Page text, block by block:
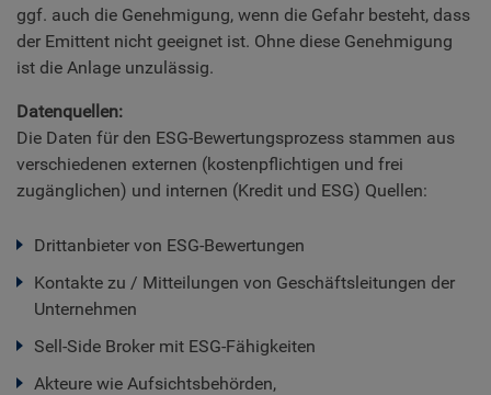
ggf. auch die Genehmigung, wenn die Gefahr besteht, dass
der Emittent nicht geeignet ist. Ohne diese Genehmigung
ist die Anlage unzulässig.
Datenquellen:
Die Daten für den ESG-Bewertungsprozess stammen aus
verschiedenen externen (kostenpflichtigen und frei
zugänglichen) und internen (Kredit und ESG) Quellen:
Drittanbieter von ESG-Bewertungen
Kontakte zu / Mitteilungen von Geschäftsleitungen der
Unternehmen
Sell-Side Broker mit ESG-Fähigkeiten
Akteure wie Aufsichtsbehörden,